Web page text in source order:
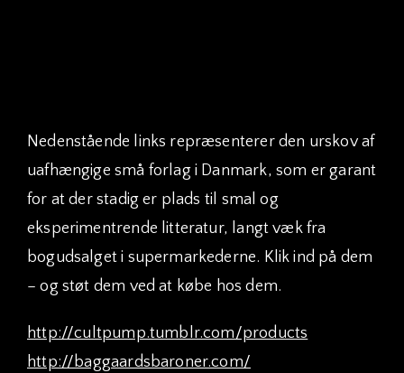
Nedenstående links repræsenterer den urskov af
uafhængige små forlag i Danmark, som er garant
for at der stadig er plads til smal og
eksperimentrende litteratur, langt væk fra
bogudsalget i supermarkederne. Klik ind på dem
– og støt dem ved at købe hos dem.
http://cultpump.tumblr.com/products
http://baggaardsbaroner.com/